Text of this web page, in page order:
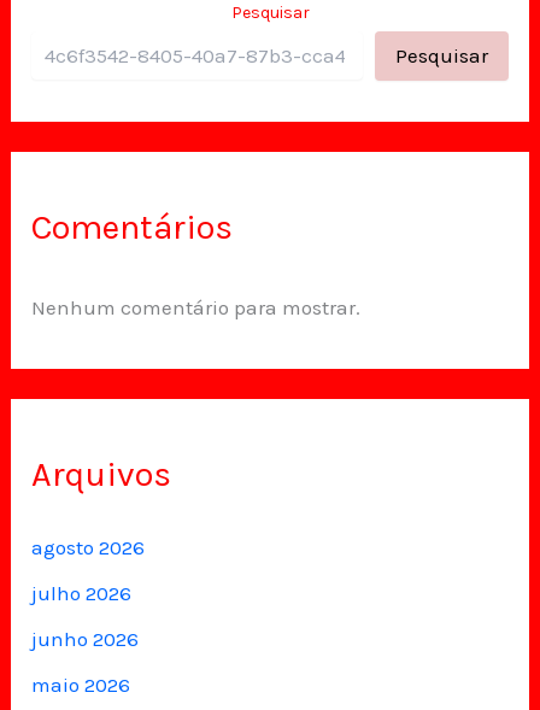
Pesquisar
Pesquisar
Comentários
Nenhum comentário para mostrar.
Arquivos
agosto 2026
julho 2026
junho 2026
maio 2026